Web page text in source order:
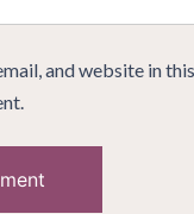
and website in